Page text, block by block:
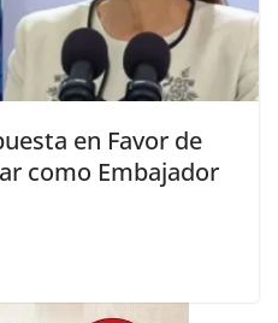
en Favor de
como Embajador